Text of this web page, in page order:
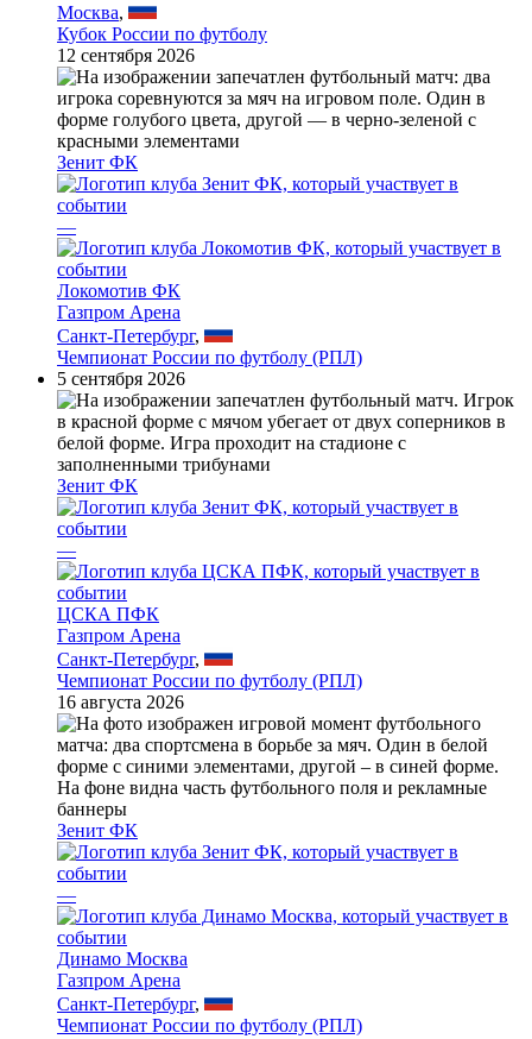
Москва,
Кубок России по футболу
12 сентября 2026
Зенит ФК
—
Локомотив ФК
Газпром Арена
Санкт-Петербург,
Чемпионат России по футболу (РПЛ)
5 сентября 2026
Зенит ФК
—
ЦСКА ПФК
Газпром Арена
Санкт-Петербург,
Чемпионат России по футболу (РПЛ)
16 августа 2026
Зенит ФК
—
Динамо Москва
Газпром Арена
Санкт-Петербург,
Чемпионат России по футболу (РПЛ)